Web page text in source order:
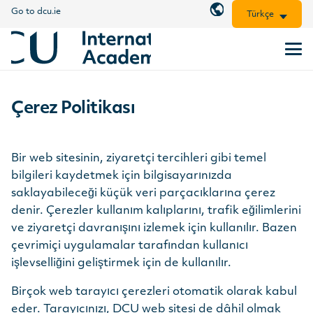
Go to dcu.ie Türkçe
Çerez Politikası
Bir web sitesinin, ziyaretçi tercihleri gibi temel
bilgileri kaydetmek için bilgisayarınızda
saklayabileceği küçük veri parçacıklarına çerez
denir. Çerezler kullanım kalıplarını, trafik eğilimlerini
ve ziyaretçi davranışını izlemek için kullanılır. Bazen
çevrimiçi uygulamalar tarafından kullanıcı
işlevselliğini geliştirmek için de kullanılır.
Birçok web tarayıcı çerezleri otomatik olarak kabul
eder. Tarayıcınızı, DCU web sitesi de dâhil olmak